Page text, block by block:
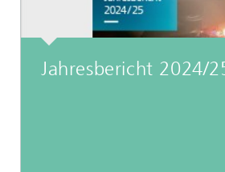
Jahresbericht 2024/